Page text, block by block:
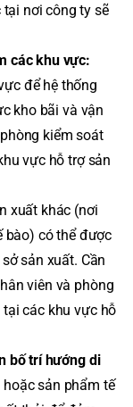
nơi công ty sẽ
các khu vực:
để hệ thống
kho bãi và vận
kiểm soát
vực hỗ trợ sản
xuất khác (nơi
bào) có thể được
sản xuất. Cần
viên và phòng
các khu vực hỗ
bố trí hướng di
sản phẩm tế